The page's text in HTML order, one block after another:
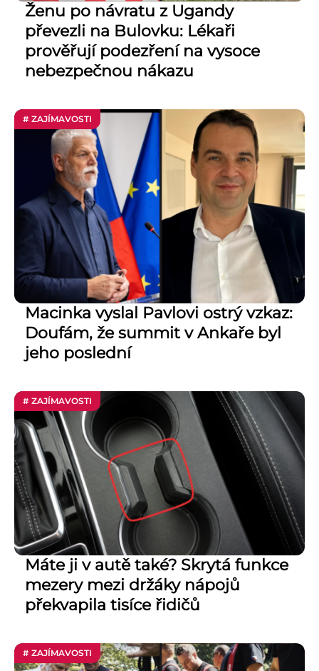
Ženu po návratu z Ugandy
převezli na Bulovku: Lékaři
prověřují podezření na vysoce
nebezpečnou nákazu
# ZAJÍMAVOSTI
Macinka vyslal Pavlovi ostrý vzkaz:
Doufám, že summit v Ankaře byl
jeho poslední
# ZAJÍMAVOSTI
Máte ji v autě také? Skrytá funkce
mezery mezi držáky nápojů
překvapila tisíce řidičů
# ZAJÍMAVOSTI